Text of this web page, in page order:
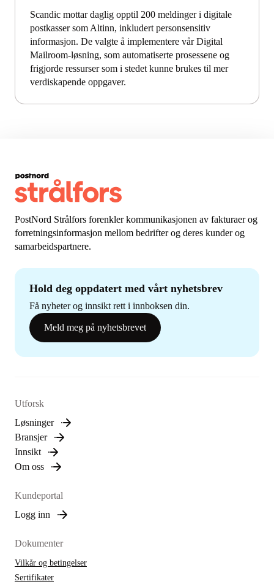
Scandic mottar daglig opptil 200 meldinger i digitale
postkasser som Altinn, inkludert personsensitiv
informasjon. De valgte å implementere vår Digital
Mailroom-løsning, som automatiserte prosessene og
frigjorde ressurser som i stedet kunne brukes til mer
verdiskapende oppgaver.
PostNord Strålfors forenkler kommunikasjonen av fakturaer og
forretningsinformasjon mellom bedrifter og deres kunder og
samarbeidspartnere.
Hold deg oppdatert med vårt nyhetsbrev
Få nyheter og innsikt rett i innboksen din.
Meld meg på nyhetsbrevet
Utforsk
Løsninger
Bransjer
Innsikt
Om oss
Kundeportal
Logg inn
Dokumenter
Vilkår og betingelser
Sertifikater